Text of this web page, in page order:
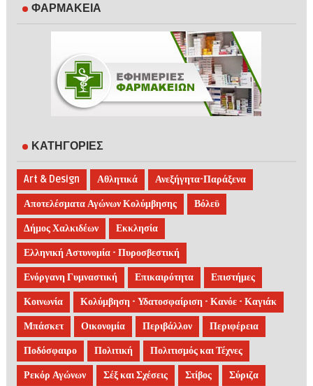
ΦΑΡΜΑΚΕΙΑ
ΚΑΤΗΓΟΡΙΕΣ
Art & Design Αθλητικά Ανεξήγητα-Παράξενα
Αποτελέσματα Αγώνων Κολύμβησης Βόλεϋ
Δήμος Χαλκιδέων Εκκλησία
Ελληνική Αστυνομία - Πυροσβεστική
Ενόργανη Γυμναστική Επικαιρότητα Επιστήμες
Κοινωνία Κολύμβηση - Υδατοσφαίριση - Κανόε - Καγιάκ
Μπάσκετ Οικονομία Περιβάλλον Περιφέρεια
Ποδόσφαιρο Πολιτική Πολιτισμός και Τέχνες
Ρεκόρ Αγώνων Σέξ και Σχέσεις Στίβος Σύριζα